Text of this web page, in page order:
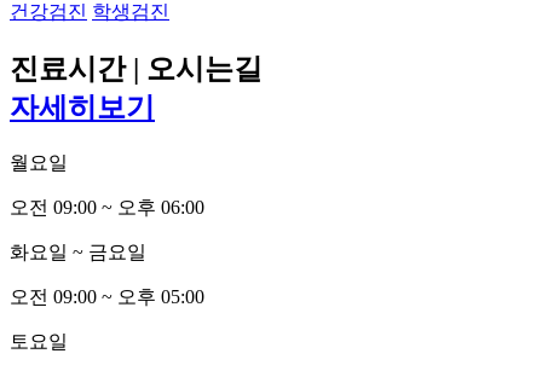
건강검진 학생검진
진료시간 | 오시는길
자세히보기
월요일
오전 09:00 ~ 오후 06:00
화요일 ~ 금요일
오전 09:00 ~ 오후 05:00
토요일